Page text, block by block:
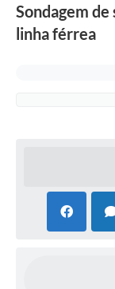
Contratos
Sondagem de
linha férrea